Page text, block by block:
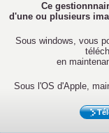
N'oubliez
AFIN DE
Youtube
Ce
d'une ou plusieurs
Sous windows, vous
en
Sous l'OS d'Apple,